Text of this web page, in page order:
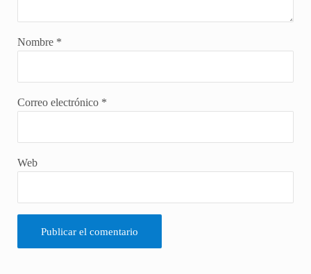
Nombre *
Correo electrónico *
Web